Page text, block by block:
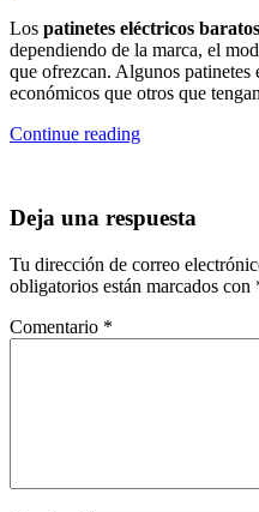
Los patinetes eléctricos baratos
dependiendo de la marca, el
que ofrezcan. Algunos patinetes
económicos que otros que
Continue reading
Deja una respuesta
Tu dirección de correo
obligatorios están marcados con
Comentario *